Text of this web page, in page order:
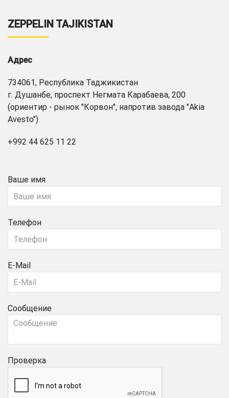
ZEPPELIN TAJIKISTAN
Адрес
734061, Республика Таджикистан
г. Душанбе, проспект Негмата Карабаева, 200
(ориентир - рынок "Корвон", напротив завода "Akia
Avesto")
+992 44 625 11 22
Ваше имя
Телефон
E-Mail
Сообщение
Проверка